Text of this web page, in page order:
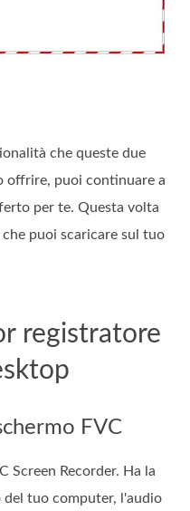
che queste due
offrire, puoi continuare a
per te. Questa volta
puoi scaricare sul tuo
registratore
FVC
Screen Recorder. Ha la
del tuo computer, l'audio